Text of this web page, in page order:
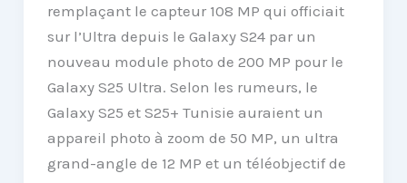
remplaçant le capteur 108 MP qui officiait
sur l’Ultra depuis le Galaxy S24 par un
nouveau module photo de 200 MP pour le
Galaxy S25 Ultra. Selon les rumeurs, le
Galaxy S25 et S25+ Tunisie auraient un
appareil photo à zoom de 50 MP, un ultra
grand-angle de 12 MP et un téléobjectif de